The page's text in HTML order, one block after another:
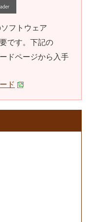
フトウェア
です。下記の
ドページから入手
ド